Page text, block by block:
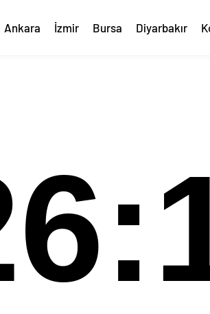
Ankara İzmir Bursa Diyarbakır